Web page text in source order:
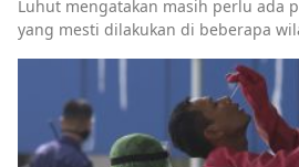
Luhut mengatakan masih perlu ada
yang mesti dilakukan di beberapa